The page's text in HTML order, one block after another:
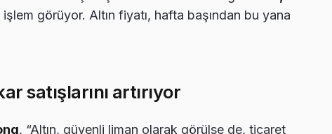
görüyor. Altın fiyatı, hafta başından bu yana
satışlarını artırıyor
, “Altın, güvenli liman olarak görülse de, ticaret